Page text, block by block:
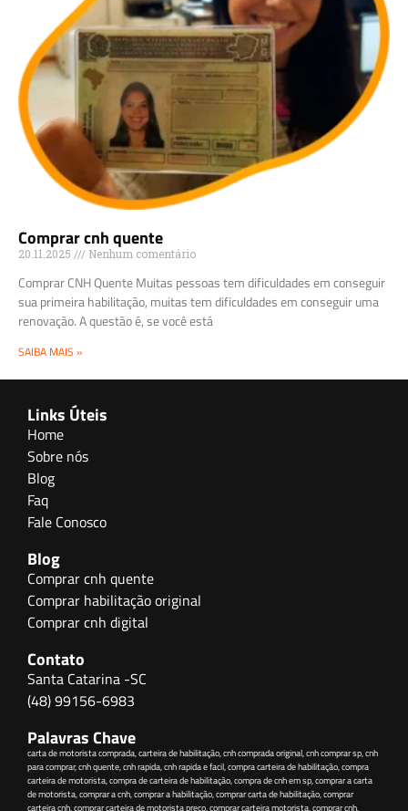
Comprar cnh quente
20.11.2025 Nenhum comentário
Comprar CNH Quente Muitas pessoas tem dificuldades em conseguir
sua primeira habilitação, muitas tem dificuldades em conseguir uma
renovação. A questão é, se você está
SAIBA MAIS »
Links Úteis
Home
Sobre nós
Blog
Faq
Fale Conosco
Blog
Comprar cnh quente
Comprar habilitação original
Comprar cnh digital
Contato
Santa Catarina -SC
(48) 99156-6983
Palavras Chave
carta de motorista comprada, carteira de habilitação, cnh comprada original, cnh comprar sp, cnh
para comprar, cnh quente, cnh rapida, cnh rapida e facil, compra carteira de habilitação, compra
carteira de motorista, compra de carteira de habilitação, compra de cnh em sp, comprar a carta
de motorista, comprar a cnh, comprar a habilitação, comprar carta de habilitação, comprar
carteira cnh, comprar carteira de motorista preço, comprar carteira motorista, comprar cnh,